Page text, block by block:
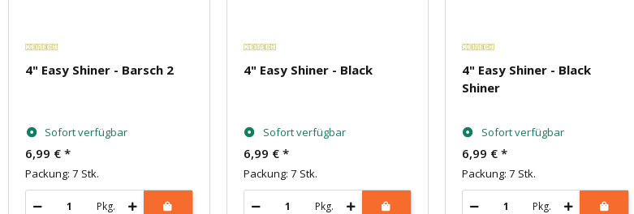
4" Easy Shiner - Barsch 2
Sofort verfügbar
6,99 € *
Packung: 7 Stk.
Pkg.
4" Easy Shiner - Black
Sofort verfügbar
6,99 € *
Packung: 7 Stk.
Pkg.
4" Easy Shiner - Black
Shiner
Sofort verfügbar
6,99 € *
Packung: 7 Stk.
Pkg.
Anmelden